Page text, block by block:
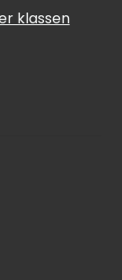
klassen